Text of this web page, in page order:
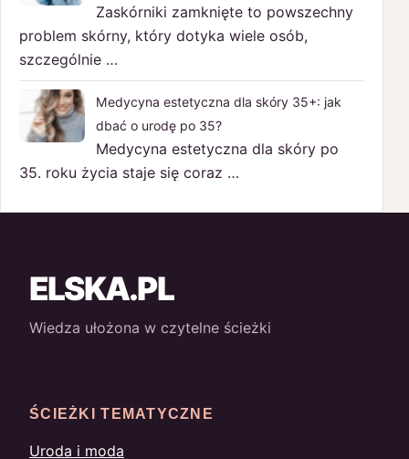
Zaskórniki zamknięte to powszechny
problem skórny, który dotyka wiele osób,
szczególnie …
Medycyna estetyczna dla skóry 35+: jak
dbać o urodę po 35?
Medycyna estetyczna dla skóry po
35. roku życia staje się coraz …
ELSKA.PL
Wiedza ułożona w czytelne ścieżki
ŚCIEŻKI TEMATYCZNE
Uroda i moda